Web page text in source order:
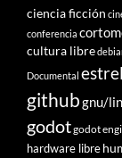
ciencia ficción
conferencia
cultura libre
Documental
githubgnu/
godotgodot
hardware libre